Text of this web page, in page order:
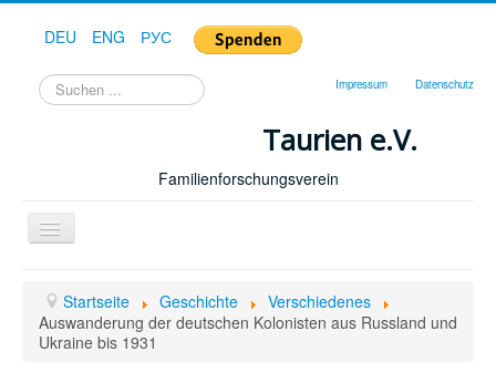
DEU ENG РУС
Suchen
...
Impressum Datenschutz
Taurien e.V.
Familienforschungsverein
Toggle
Navigation
Forum
Startseite Geschichte
Verschiedenes
Auswanderung der deutschen Kolonisten aus Russland und
Ukraine bis 1931